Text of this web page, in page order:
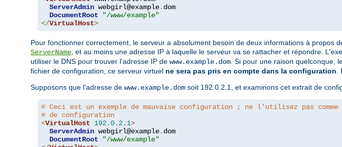
ServerAdmin webgirl@example. dom
DocumentRoot
"/www/example"
</VirtualHost>
Pour fonctionner correctement, le serveur a absolument besoin de deux informations à propos
ServerName , et au moins une adresse IP à laquelle le serveur va se rattacher et répondre.
utiliser le DNS pour trouver l'adresse IP de www.example.dom . Si pour une raison quelconque,
fichier de configuration, ce serveur virtuel ne sera pas pris en compte dans la configuration
Supposons que l'adresse de www.example.dom soit 192.0.2.1, et examinons cet extrait de
# Ceci est un exemple de mauvaise configuration ; ne l'utilisez pas comme
# de configuration
<VirtualHost 192.0. 2.1>
ServerAdmin webgirl@example. dom
DocumentRoot
"/www/example"